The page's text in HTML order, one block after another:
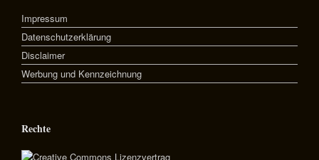
Impressum
Datenschutzerklärung
Disclaimer
Werbung und Kennzeichnung
Rechte